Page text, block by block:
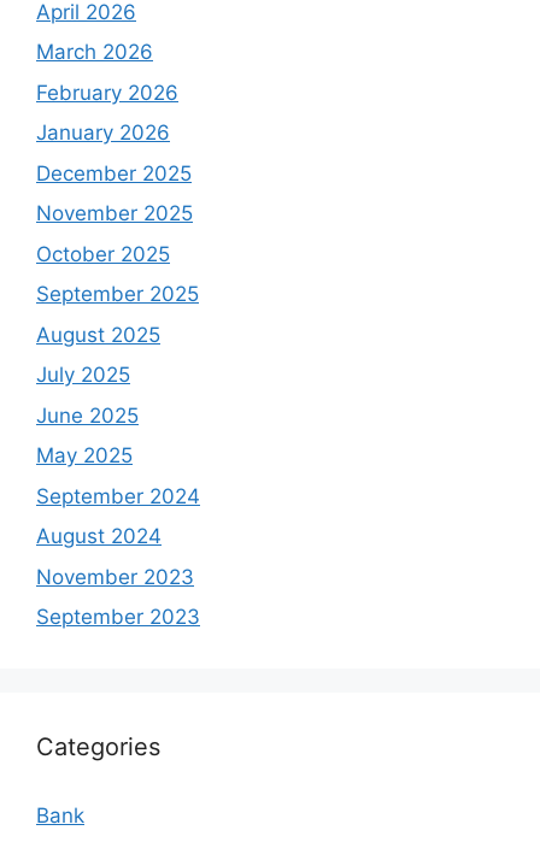
April 2026
March 2026
February 2026
January 2026
December 2025
November 2025
October 2025
September 2025
August 2025
July 2025
June 2025
May 2025
September 2024
August 2024
November 2023
September 2023
Categories
Bank